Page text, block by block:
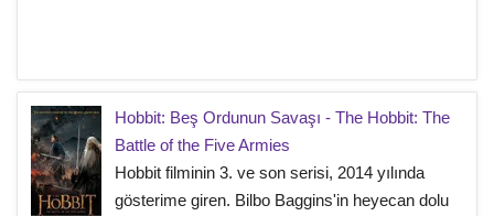
Hobbit: Beş Ordunun Savaşı - The Hobbit: The
Battle of the Five Armies
Hobbit filminin 3. ve son serisi, 2014 yılında
gösterime giren. Bilbo Baggins'in heyecan dolu